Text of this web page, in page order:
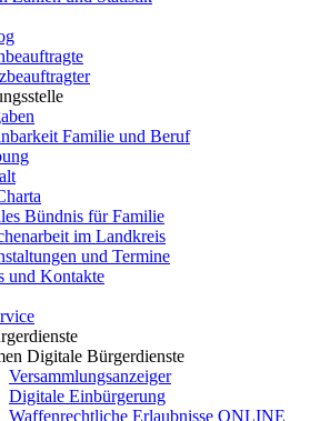
Familie und Beruf
Bündnis für Familie
im Landkreis
und Termine
und Kontakte
Digitale Bürgerdienste
Versammlungsanzeiger
Digitale Einbürgerung
Waffenrechtliche Erlaubnisse ONLINE